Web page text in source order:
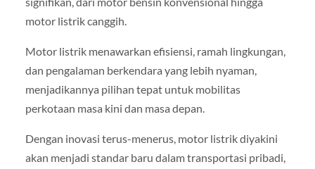
motor listrik canggih.
Motor listrik menawarkan efisiensi, ramah lingkungan,
dan pengalaman berkendara yang lebih nyaman,
menjadikannya pilihan tepat untuk mobilitas
perkotaan masa kini dan masa depan.
Dengan inovasi terus-menerus, motor listrik diyakini
akan menjadi standar baru dalam transportasi pribadi,